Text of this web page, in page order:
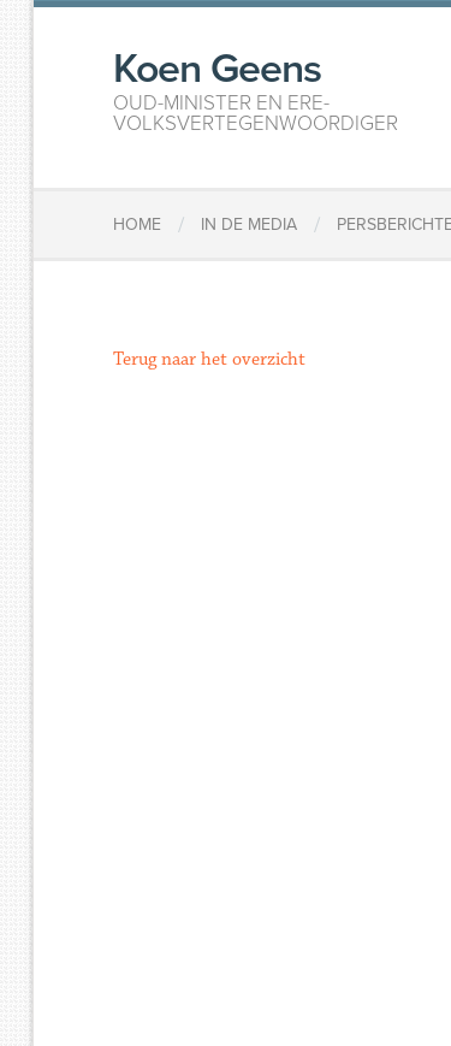
Koen Geens
OUD-MINISTER EN ERE-
VOLKSVERTEGENWOORDIGER
HOME / IN DE MEDIA /
Terug naar het overzicht